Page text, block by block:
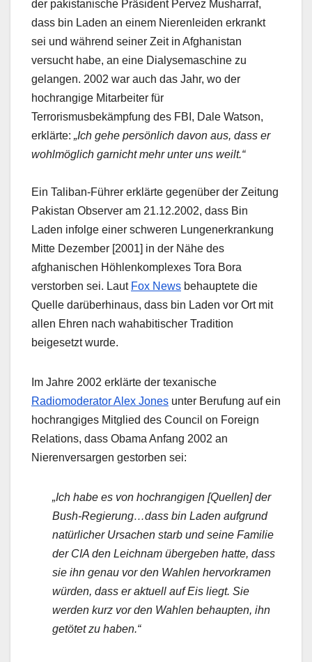
der pakistanische Präsident Pervez Musharraf,
dass bin Laden an einem Nierenleiden erkrankt
sei und während seiner Zeit in Afghanistan
versucht habe, an eine Dialysemaschine zu
gelangen. 2002 war auch das Jahr, wo der
hochrangige Mitarbeiter für
Terrorismusbekämpfung des FBI, Dale Watson,
erklärte: „Ich gehe persönlich davon aus, dass er
wohlmöglich garnicht mehr unter uns weilt.“
Ein Taliban-Führer erklärte gegenüber der Zeitung
Pakistan Observer am 21.12.2002, dass Bin
Laden infolge einer schweren Lungenerkrankung
Mitte Dezember [2001] in der Nähe des
afghanischen Höhlenkomplexes Tora Bora
verstorben sei. Laut Fox News behauptete die
Quelle darüberhinaus, dass bin Laden vor Ort mit
allen Ehren nach wahabitischer Tradition
beigesetzt wurde.
Im Jahre 2002 erklärte der texanische
Radiomoderator Alex Jones unter Berufung auf ein
hochrangiges Mitglied des Council on Foreign
Relations, dass Obama Anfang 2002 an
Nierenversargen gestorben sei:
„Ich habe es von hochrangigen [Quellen] der
Bush-Regierung…dass bin Laden aufgrund
natürlicher Ursachen starb und seine Familie
der CIA den Leichnam übergeben hatte, dass
sie ihn genau vor den Wahlen hervorkramen
würden, dass er aktuell auf Eis liegt. Sie
werden kurz vor den Wahlen behaupten, ihn
getötet zu haben.“